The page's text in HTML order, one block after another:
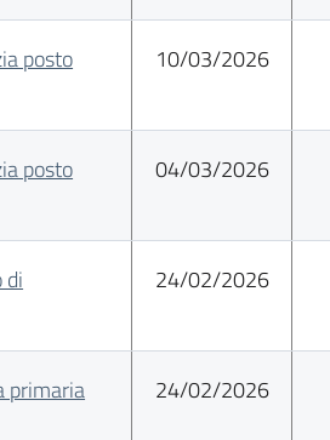
posto
10/03/2026
posto
04/03/2026
24/02/2026
primaria
24/02/2026